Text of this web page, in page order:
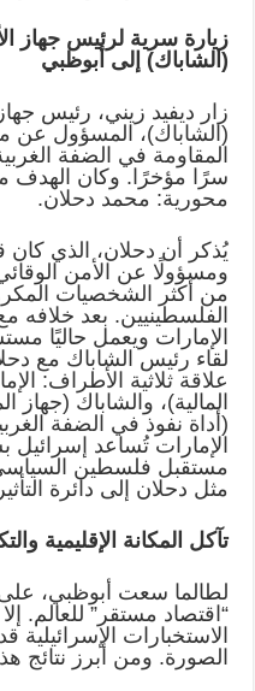
زيارة سرية لرئيس جهاز
(الشاباك) إلى أبوظبي
زار ديفيد زيني، رئيس
(الشاباك)، المسؤول عن
المقاومة في الضفة
سرًا مؤخرًا. وكان الهدف
محورية: محمد دحلان.
يُذكر أن دحلان، الذي كان
ومسؤولًا عن الأمن
من أكثر الشخصيات
الفلسطينيين. بعد
الإمارات ويعمل حاليًا
لقاء رئيس الشاباك مع
علاقة ثلاثية الأطراف:
المالية)، والشاباك (جهاز
(أداة نفوذ في الضفة
الإمارات تُساعد
مستقبل فلسطين
مثل دحلان إلى دائرة
تآكل المكانة الإقليمية
لطالما سعت أبوظبي،
“اقتصاد مستقر” للعالم.
الاستخبارات الإسرائيلية
الصورة. ومن أبرز نتائج